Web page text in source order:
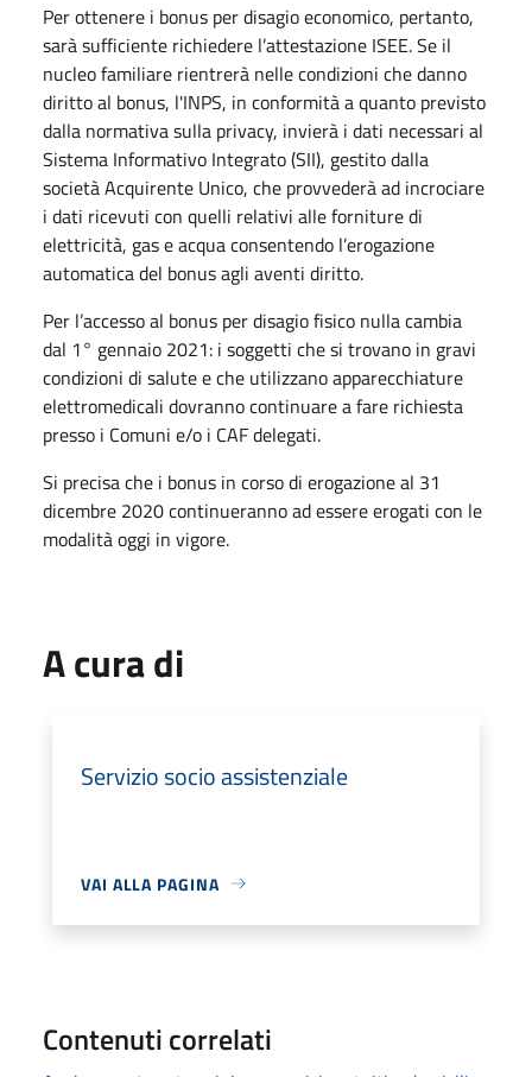
Per ottenere i bonus per disagio economico, pertanto,
sarà sufficiente richiedere l’attestazione ISEE. Se il
nucleo familiare rientrerà nelle condizioni che danno
diritto al bonus, l'INPS, in conformità a quanto previsto
dalla normativa sulla privacy, invierà i dati necessari al
Sistema Informativo Integrato (SII), gestito dalla
società Acquirente Unico, che provvederà ad incrociare
i dati ricevuti con quelli relativi alle forniture di
elettricità, gas e acqua consentendo l’erogazione
automatica del bonus agli aventi diritto.
Per l’accesso al bonus per disagio fisico nulla cambia
dal 1° gennaio 2021: i soggetti che si trovano in gravi
condizioni di salute e che utilizzano apparecchiature
elettromedicali dovranno continuare a fare richiesta
presso i Comuni e/o i CAF delegati.
Si precisa che i bonus in corso di erogazione al 31
dicembre 2020 continueranno ad essere erogati con le
modalità oggi in vigore.
A cura di
Servizio socio assistenziale
VAI ALLA PAGINA
Contenuti correlati